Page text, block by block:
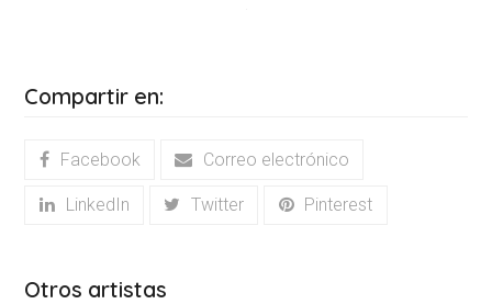
Compartir en:
Facebook Correo electrónico
LinkedIn Twitter Pinterest
Otros artistas